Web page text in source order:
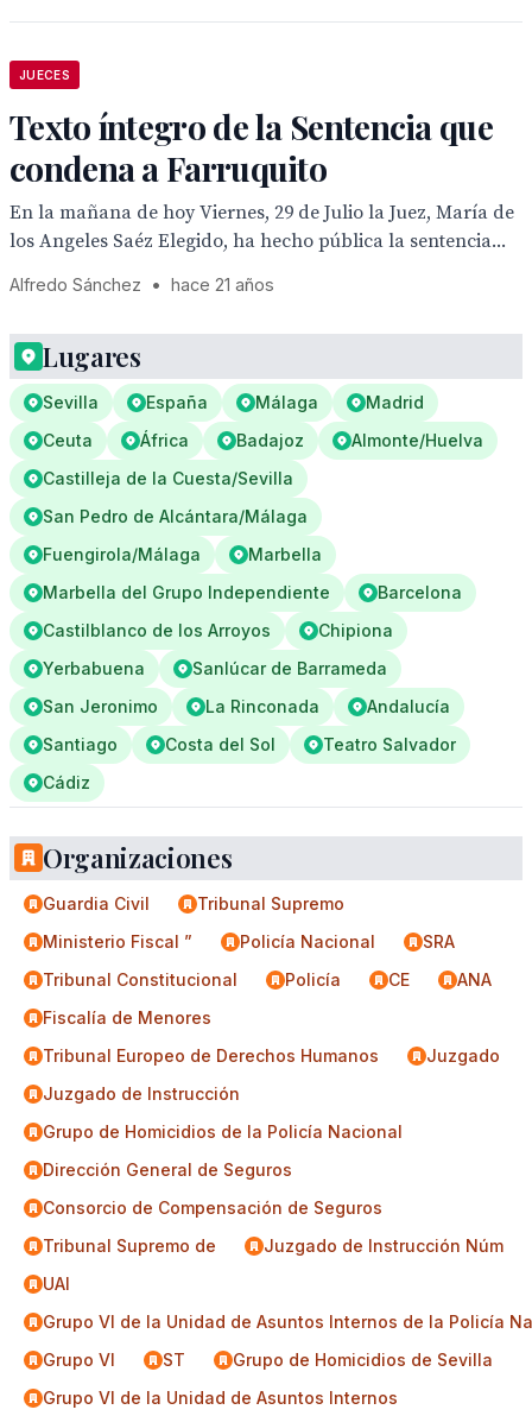
JUECES
Texto íntegro de la Sentencia que
condena a Farruquito
En la mañana de hoy Viernes, 29 de Julio la Juez, María de
los Angeles Saéz Elegido, ha hecho pública la sentencia...
Alfredo Sánchez • hace 21 años
Lugares
Sevilla España Málaga
Madrid
Ceuta
África Badajoz
Almonte/Huelva
Castilleja de la Cuesta/Sevilla
San Pedro de Alcántara/Málaga
Fuengirola/Málaga
Marbella
Marbella del Grupo Independiente
Barcelona
Castilblanco de los Arroyos
Chipiona
Yerbabuena
Sanlúcar de Barrameda
San Jeronimo
La Rinconada
Andalucía
Santiago
Costa del Sol
Teatro Salvador
Cádiz
Organizaciones
Guardia Civil
Tribunal Supremo
Ministerio Fiscal ”
Policía Nacional
SRA
Tribunal Constitucional
Policía CE
ANA
Fiscalía de Menores
Tribunal Europeo de Derechos Humanos
Juzgado
Juzgado de Instrucción
Grupo de Homicidios de la Policía Nacional
Dirección General de Seguros
Consorcio de Compensación de Seguros
Tribunal Supremo de
Juzgado de Instrucción Núm
UAI
Grupo VI de la Unidad de Asuntos Internos de la Policía
Grupo VI
ST
Grupo de Homicidios de Sevilla
Grupo VI de la Unidad de Asuntos Internos